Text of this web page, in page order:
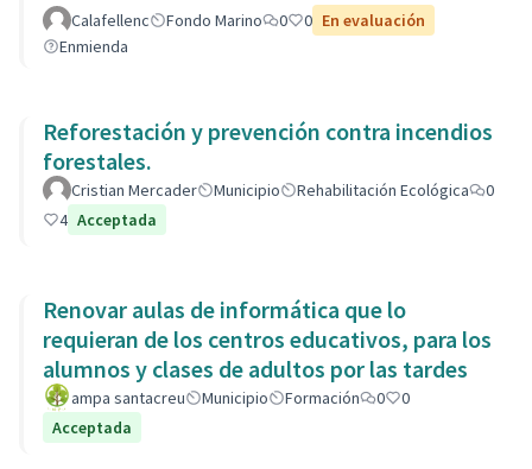
Calafellenc Fondo Marino 0 0 En evaluación
Enmienda
Reforestación y prevención contra incendios
forestales.
Cristian Mercader Municipio Rehabilitación Ecológica
0
4 Acceptada
Renovar aulas de informática que lo
requieran de los centros educativos, para los
alumnos y clases de adultos por las tardes
ampa santacreu Municipio Formación 0
0
Acceptada